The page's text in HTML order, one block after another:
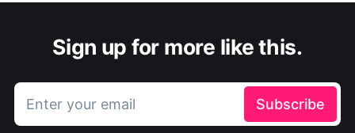
Sign up for more like this.
Enter your email Subscribe